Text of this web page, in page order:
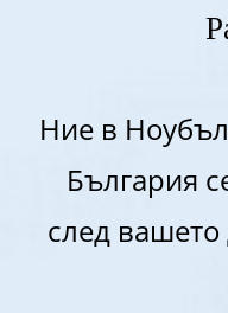
Ние в
България
след